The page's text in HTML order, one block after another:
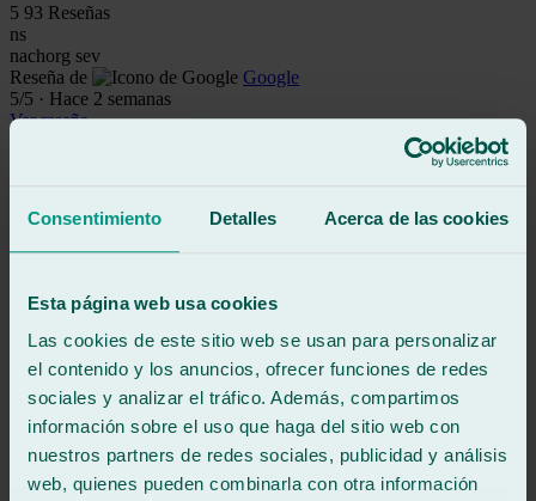
Consentimiento Detalles Acerca de las cookies
Esta página web usa cookies
Las cookies de este sitio web se usan para personalizar
el contenido y los anuncios, ofrecer funciones de redes
sociales y analizar el tráfico. Además, compartimos
información sobre el uso que haga del sitio web con
nuestros partners de redes sociales, publicidad y análisis
web, quienes pueden combinarla con otra información
5 93 Reseñas
ns
nachorg sev
Reseña de
Google
5/5 · Hace 2 semanas
Ver reseña
Después de estar a cuarenta grados en la carretera y muy cansado
por todo
tomas del valle
Reseña de
Google
/5· Hace 3 semanas
Ver reseña
Recomendable, grandes profesionales, y si te dan cita.La espera es
ninguna, son puntuales.
Ver reseña